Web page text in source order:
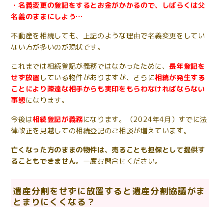
・名義変更の登記をするとお金がかかるので、しばらくは父
名義のままにしよう…
不動産を相続しても、上記のような理由で名義変更をしてい
ない方が多いのが現状です。
これまでは相続登記が義務ではなかったために、長年登記を
せず放置 している物件がありますが、さらに相続が発生する
ことにより疎遠な相手からも実印をもらわなければならない
事態になります。
今後は相続登記が義務になります。（2024年4月）すでに法
律改正を見越しての相続登記のご相談が増えています。
亡くなった方のままの物件は、売ることも担保として提供す
ることもできません。一度お問合せください。
遺産分割をせずに放置すると遺産分割協議がま
とまりにくくなる？